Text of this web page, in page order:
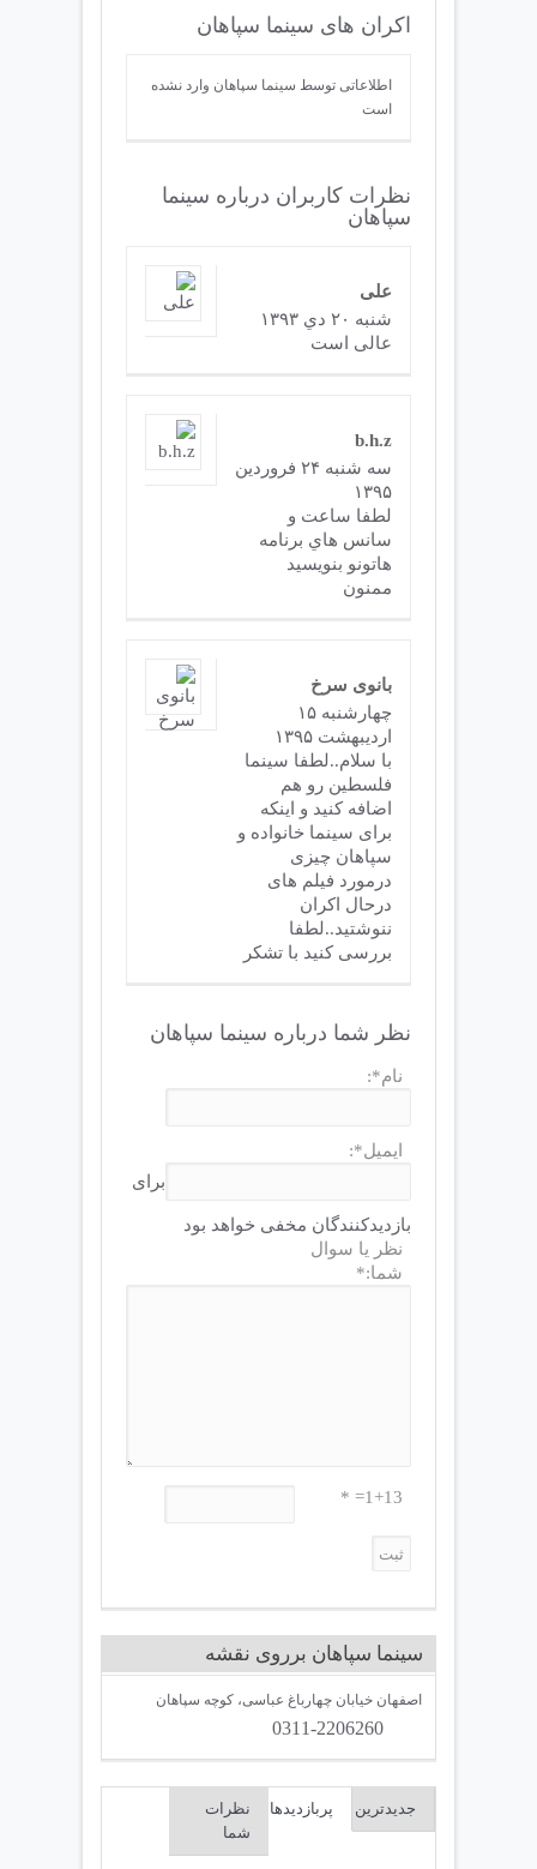
اکران های سینما سپاهان
اطلاعاتی توسط سینما سپاهان وارد نشده
است
نظرات کاربران درباره سینما
سپاهان
علی
شنبه ۲۰ دي ۱۳۹۳
عالی است
b.h.z
سه شنبه ۲۴ فروردين
۱۳۹۵
لطفا ساعت و
سانس هاي برنامه
هاتونو بنويسيد
ممنون
بانوی سرخ
چهارشنبه ۱۵
ارديبهشت ۱۳۹۵
با سلام..لطفا سینما
فلسطین رو هم
اضافه کنید و اینکه
برای سینما خانواده و
سپاهان چیزی
درمورد فیلم های
درحال اکران
ننوشتید..لطفا
بررسی کنید با تشکر
نظر شما درباره سینما سپاهان
نام*:
ایمیل*:
برای
بازدیدکنندگان مخفی خواهد بود
نظر یا سوال
شما:*
1+13= *
سینما سپاهان برروی نقشه
اصفهان خیابان چهارباغ عباسی، کوچه سپاهان
0311-2206260
جدیدترین پربازدیدها
نظرات
شما